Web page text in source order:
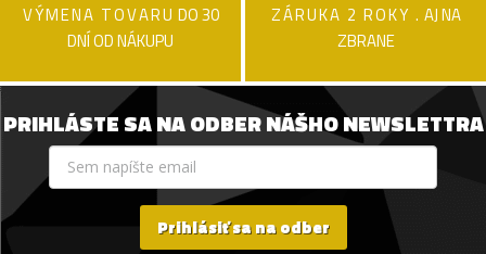
VÝMENA TOVARU DO 30
DNÍ OD NÁKUPU
ZÁRUKA 2 ROKY . AJ NA
ZBRANE
PRIHLÁSTE SA NA ODBER NÁŠHO NEWSLETTRA
Prihlásiť sa na odber